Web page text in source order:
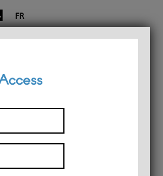
FR